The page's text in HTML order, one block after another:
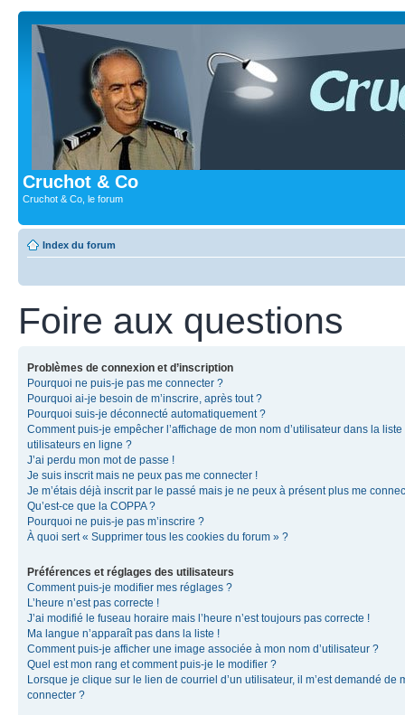
Cruchot & Co
Cruchot & Co, le forum
Index du forum
Foire aux questions
Problèmes de connexion et d’inscription
Pourquoi ne puis-je pas me connecter ?
Pourquoi ai-je besoin de m’inscrire, après tout ?
Pourquoi suis-je déconnecté automatiquement ?
Comment puis-je empêcher l’affichage de mon nom d’utilisateur dans la liste
utilisateurs en ligne ?
J’ai perdu mon mot de passe !
Je suis inscrit mais ne peux pas me connecter !
Je m’étais déjà inscrit par le passé mais je ne peux à présent plus me
Qu’est-ce que la COPPA ?
Pourquoi ne puis-je pas m’inscrire ?
À quoi sert « Supprimer tous les cookies du forum » ?
Préférences et réglages des utilisateurs
Comment puis-je modifier mes réglages ?
L’heure n’est pas correcte !
J’ai modifié le fuseau horaire mais l’heure n’est toujours pas correcte !
Ma langue n’apparaît pas dans la liste !
Comment puis-je afficher une image associée à mon nom d’utilisateur ?
Quel est mon rang et comment puis-je le modifier ?
Lorsque je clique sur le lien de courriel d’un utilisateur, il m’est demandé de
connecter ?